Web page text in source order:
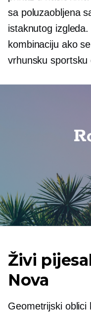
sa poluzaobljena
istaknutog
kombinaciju ako
vrhunsku sportsku
Živi
Nova
Geometrijski oblici